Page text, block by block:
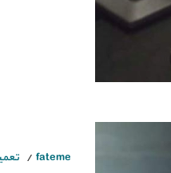
fateme